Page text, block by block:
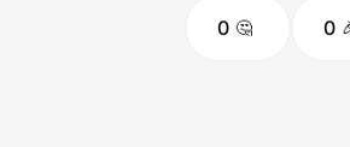
0
0